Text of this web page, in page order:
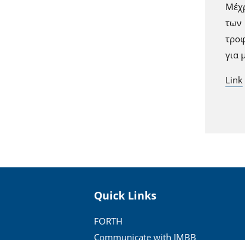
των
για
Link
Quick Links
FORTH
Communicate with IMBB